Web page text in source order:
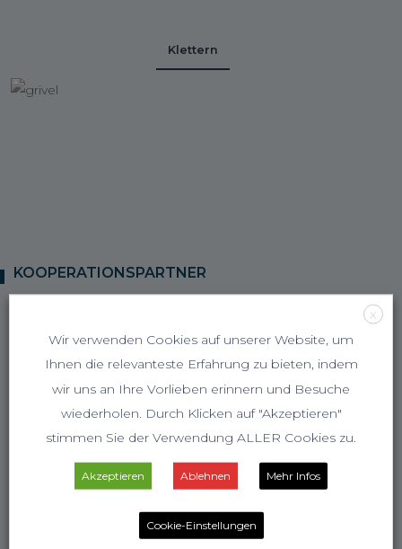
Klettern
KOOPERATIONSPARTNER
X
Wir verwenden Cookies auf unserer Website, um
Ihnen die relevanteste Erfahrung zu bieten, indem
wir uns an Ihre Vorlieben erinnern und Besuche
wiederholen. Durch Klicken auf "Akzeptieren"
stimmen Sie der Verwendung ALLER Cookies zu.
Akzeptieren Ablehnen Mehr Infos
Cookie-Einstellungen